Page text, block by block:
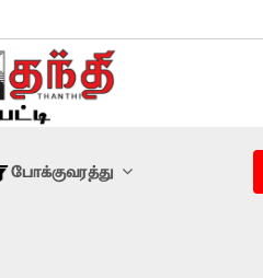
போக்குவரத்து